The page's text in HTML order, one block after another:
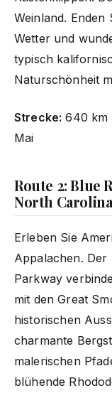
Weinland. Enden
Wetter und
typisch
Naturschönheit
Strecke: 640 km |
Mai
Route 2: Blue
North
Erleben Sie
Appalachen. Der
Parkway
mit den Great
historischen
charmante
malerischen
blühende